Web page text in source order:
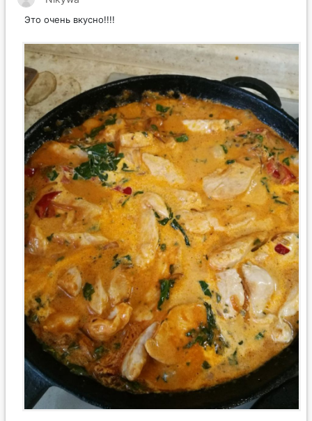
Это очень вкусно!!!!